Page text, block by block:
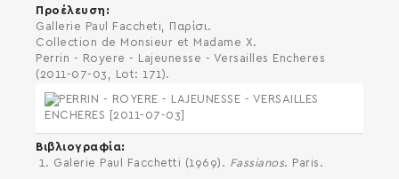
Προέλευση
Gallerie Paul Faccheti, Παρίσι.
Collection de Monsieur et Madame X.
Perrin - Royere - Lajeunesse - Versailles Encheres
(2011-07-03, Lot: 171).
Βιβλιογραφία
Galerie Paul Facchetti (1969). Fassianos. Paris.